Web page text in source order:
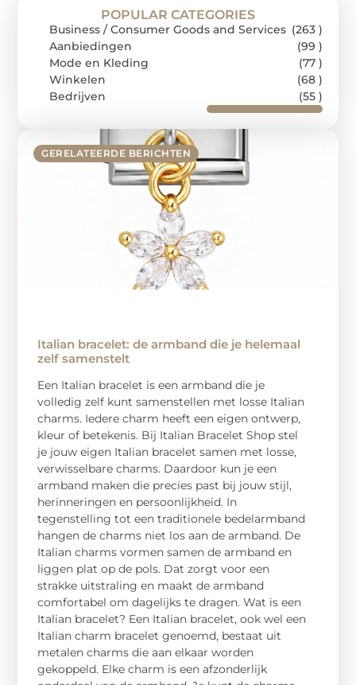
GERELATEERDE BERICHTEN
Italian bracelet: de armband die je helemaal
zelf samenstelt
Een Italian bracelet is een armband die je
volledig zelf kunt samenstellen met losse Italian
charms. Iedere charm heeft een eigen ontwerp,
kleur of betekenis. Bij Italian Bracelet Shop stel
je jouw eigen Italian bracelet samen met losse,
verwisselbare charms. Daardoor kun je een
armband maken die precies past bij jouw stijl,
herinneringen en persoonlijkheid. In
tegenstelling tot een traditionele bedelarmband
hangen de charms niet los aan de armband. De
Italian charms vormen samen de armband en
liggen plat op de pols. Dat zorgt voor een
strakke uitstraling en maakt de armband
comfortabel om dagelijks te dragen. Wat is een
Italian bracelet? Een Italian bracelet, ook wel een
Italian charm bracelet genoemd, bestaat uit
metalen charms die aan elkaar worden
gekoppeld. Elke charm is een afzonderlijk
POPULAR CATEGORIES
Business / Consumer Goods and Services (263 )
Aanbiedingen
(99 )
Mode en Kleding
(77 )
Winkelen
(68 )
Bedrijven
(55 )